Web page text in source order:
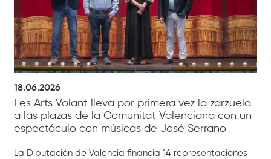
18.06.2026
Les Arts Volant lleva por primera vez la zarzuela
a las plazas de la Comunitat Valenciana con un
espectáculo con músicas de José Serrano
La Diputación de Valencia financia 14 representaciones